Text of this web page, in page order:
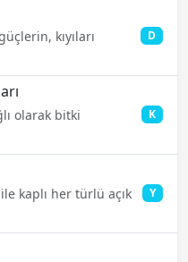
kıyıları
D
olarak bitki
K
kaplı her türlü açık
Y